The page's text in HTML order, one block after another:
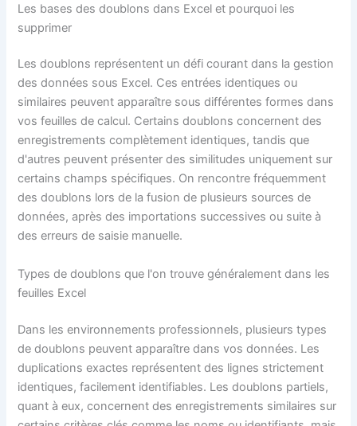
Les bases des doublons dans Excel et pourquoi les
supprimer
Les doublons représentent un défi courant dans la gestion
des données sous Excel. Ces entrées identiques ou
similaires peuvent apparaître sous différentes formes dans
vos feuilles de calcul. Certains doublons concernent des
enregistrements complètement identiques, tandis que
d'autres peuvent présenter des similitudes uniquement sur
certains champs spécifiques. On rencontre fréquemment
des doublons lors de la fusion de plusieurs sources de
données, après des importations successives ou suite à
des erreurs de saisie manuelle.
Types de doublons que l'on trouve généralement dans les
feuilles Excel
Dans les environnements professionnels, plusieurs types
de doublons peuvent apparaître dans vos données. Les
duplications exactes représentent des lignes strictement
identiques, facilement identifiables. Les doublons partiels,
quant à eux, concernent des enregistrements similaires sur